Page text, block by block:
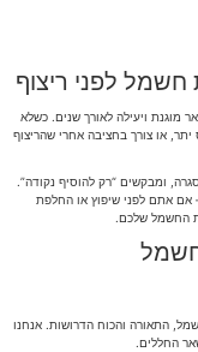
לפני ריצוף
ויעילה לאורך שנים. כשלא
או צורך בחציבה אחרי שהריצוף
ומבקשים “רק להוסיף נקודה”.
אם אתם לפני שיפוץ או החלפת
החשמל שלכם.
התאורה והכוח הדרושות. אנחנו
החללים.